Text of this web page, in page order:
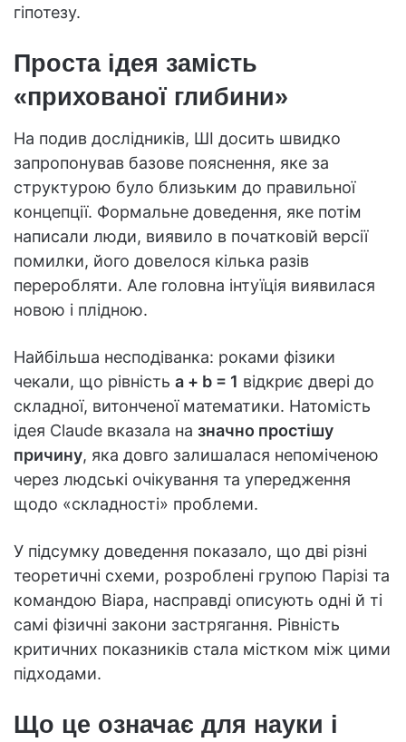
гіпотезу.
Проста ідея замість
«прихованої глибини»
На подив дослідників, ШІ досить швидко
запропонував базове пояснення, яке за
структурою було близьким до правильної
концепції. Формальне доведення, яке потім
написали люди, виявило в початковій версії
помилки, його довелося кілька разів
переробляти. Але головна інтуїція виявилася
новою і плідною.
Найбільша несподіванка: роками фізики
чекали, що рівність a + b = 1 відкриє двері до
складної, витонченої математики. Натомість
ідея Claude вказала на значно простішу
причину, яка довго залишалася непоміченою
через людські очікування та упередження
щодо «складності» проблеми.
У підсумку доведення показало, що дві різні
теоретичні схеми, розроблені групою Парізі та
командою Віара, насправді описують одні й ті
самі фізичні закони застрягання. Рівність
критичних показників стала містком між цими
підходами.
Що це означає для науки і